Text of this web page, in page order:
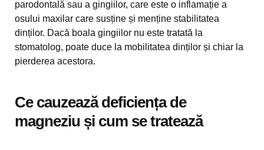
parodontală sau a gingiilor, care este o inflamație a
osului maxilar care susține și menține stabilitatea
dinților. Dacă boala gingiilor nu este tratată la
stomatolog, poate duce la mobilitatea dinților și chiar la
pierderea acestora.
Ce cauzează deficiența de
magneziu și cum se tratează